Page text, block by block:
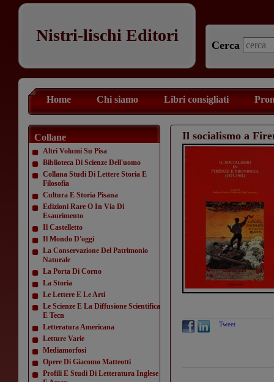
Nistri-lischi Editori
Cerca
Home Chi siamo Libri consigliati
Collane
Altri Volumi Su Pisa
Biblioteca Di Scienze Dell'uomo
Collana Studi Di Lettere Storia E
Filosofia
Cultura E Storia Pisana
Edizioni Rare O In Via Di
Esaurimento
Il Castelletto
Il Mondo D'oggi
La Conservazione Del Patrimonio
Naturale
La Porta Di Corno
La Storia
Le Lettere E Le Arti
Le Scienze E La Diffusione Scientifica
E Tecn
Letteratura Americana
Letture Varie
Mediamorfosi
Opere Di Giacomo Matteotti
Profili E Studi Di Letteratura Inglese
Il socialismo a
Tweet